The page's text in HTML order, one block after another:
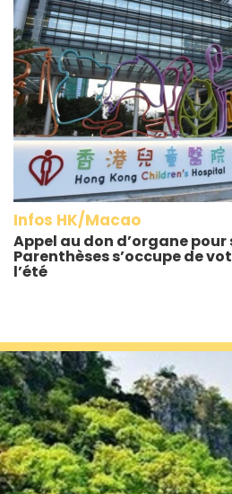
Infos HK/Macao
Appel au don d’organe pour
Parenthèses s’occupe de
l’été